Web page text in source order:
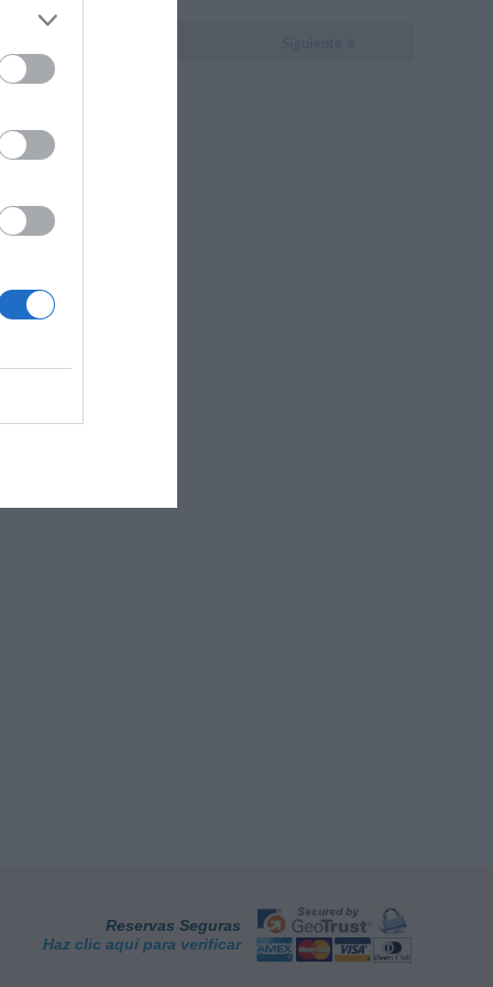
Reservas Seguras
Haz clic aquí para verificar